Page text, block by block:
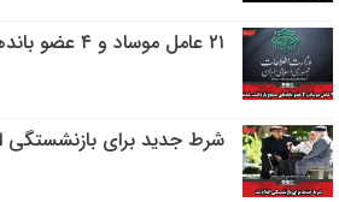
۲۱ عامل موساد و ۴ عضو باند‌های مسلح بازداشت شدند
شرط جدید برای بازنشستگی